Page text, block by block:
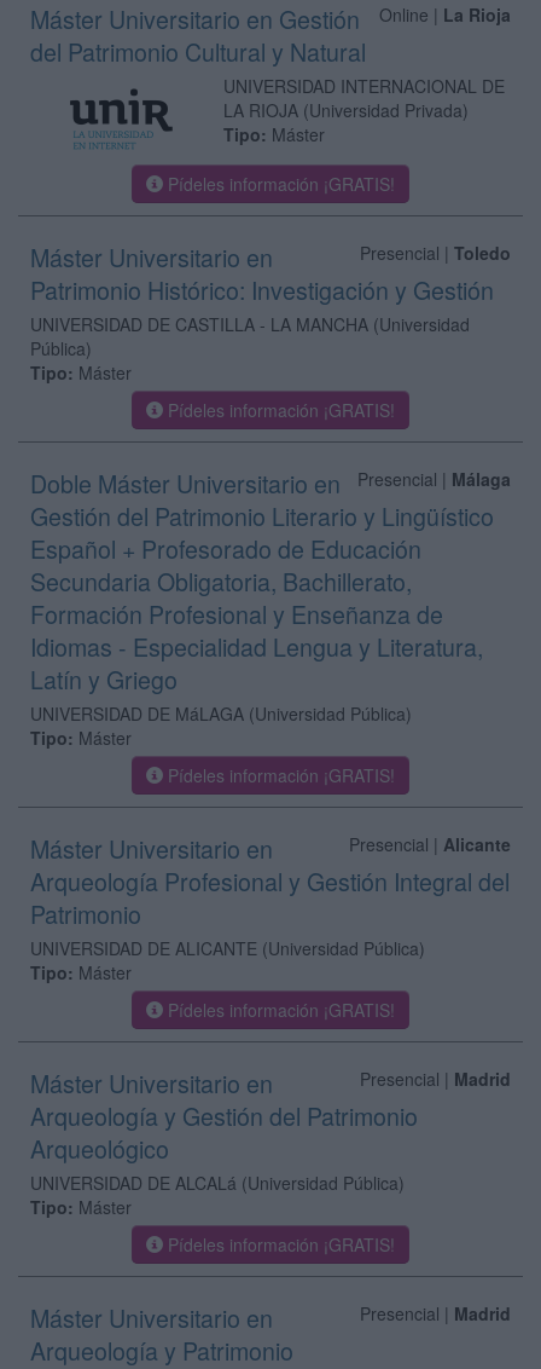
Online | La Rioja
Máster Universitario en Gestión
del Patrimonio Cultural y Natural
UNIVERSIDAD INTERNACIONAL DE
LA RIOJA (Universidad Privada)
Tipo: Máster
Pídeles información ¡GRATIS!
Presencial | Toledo
Máster Universitario en
Patrimonio Histórico: Investigación y Gestión
UNIVERSIDAD DE CASTILLA - LA MANCHA (Universidad
Pública)
Tipo: Máster
Pídeles información ¡GRATIS!
Presencial | Málaga
Doble Máster Universitario en
Gestión del Patrimonio Literario y Lingüístico
Español + Profesorado de Educación
Secundaria Obligatoria, Bachillerato,
Formación Profesional y Enseñanza de
Idiomas - Especialidad Lengua y Literatura,
Latín y Griego
UNIVERSIDAD DE MáLAGA (Universidad Pública)
Tipo: Máster
Pídeles información ¡GRATIS!
Presencial | Alicante
Máster Universitario en
Arqueología Profesional y Gestión Integral del
Patrimonio
UNIVERSIDAD DE ALICANTE (Universidad Pública)
Tipo: Máster
Pídeles información ¡GRATIS!
Presencial | Madrid
Máster Universitario en
Arqueología y Gestión del Patrimonio
Arqueológico
UNIVERSIDAD DE ALCALá (Universidad Pública)
Tipo: Máster
Pídeles información ¡GRATIS!
Presencial | Madrid
Máster Universitario en
Arqueología y Patrimonio